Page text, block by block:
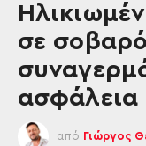
σε
ασφάλεια
από Γιώργος